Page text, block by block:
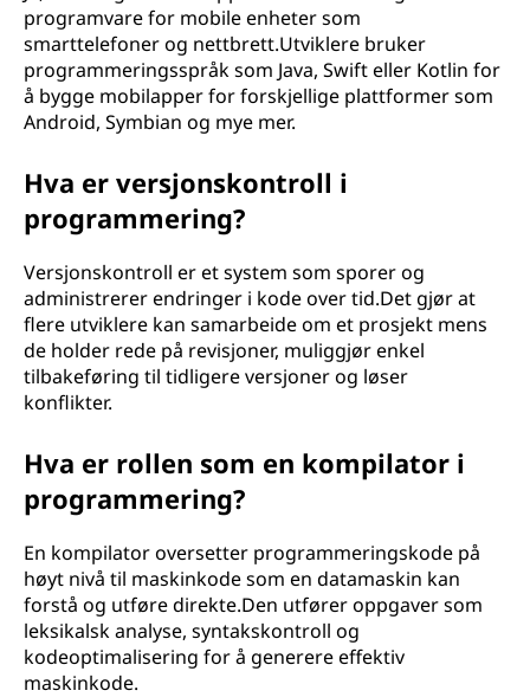
programvare for mobile enheter som
smarttelefoner og nettbrett.Utviklere bruker
programmeringsspråk som Java, Swift eller Kotlin for
å bygge mobilapper for forskjellige plattformer som
Android, Symbian og mye mer.
Hva er versjonskontroll i
programmering?
Versjonskontroll er et system som sporer og
administrerer endringer i kode over tid.Det gjør at
flere utviklere kan samarbeide om et prosjekt mens
de holder rede på revisjoner, muliggjør enkel
tilbakeføring til tidligere versjoner og løser
konflikter.
Hva er rollen som en kompilator i
programmering?
En kompilator oversetter programmeringskode på
høyt nivå til maskinkode som en datamaskin kan
forstå og utføre direkte.Den utfører oppgaver som
leksikalsk analyse, syntakskontroll og
kodeoptimalisering for å generere effektiv
maskinkode.